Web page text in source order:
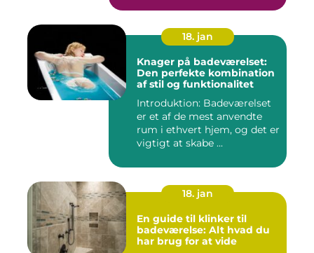
18. jan
Knager på badeværelset:
Den perfekte kombination
af stil og funktionalitet
Introduktion: Badeværelset
er et af de mest anvendte
rum i ethvert hjem, og det er
vigtigt at skabe ...
18. jan
En guide til klinker til
badeværelse: Alt hvad du
har brug for at vide